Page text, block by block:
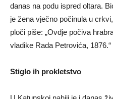
danas na podu ispred oltara.
je žena vječno počinula u
ploči piše: „Ovdje počiva
vladike Rada Petrovića, 1876.“
Stiglo ih prokletstvo